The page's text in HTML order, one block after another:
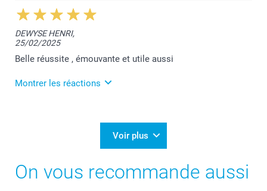
10:53
Je vous remercie pour votre belle évaluation,
Aurélie.
J'espère que votre cadeau fera son effet.
Bien à vous,
Lucie@smartphoto
DEWYSE HENRI,
25/02/2025
Belle réussite , émouvante et utile aussi
Montrer les réactions
Merci pour votre super commentaire Henry. Votre
Laila@Smartphoto
Voir plus
On vous recommande aussi